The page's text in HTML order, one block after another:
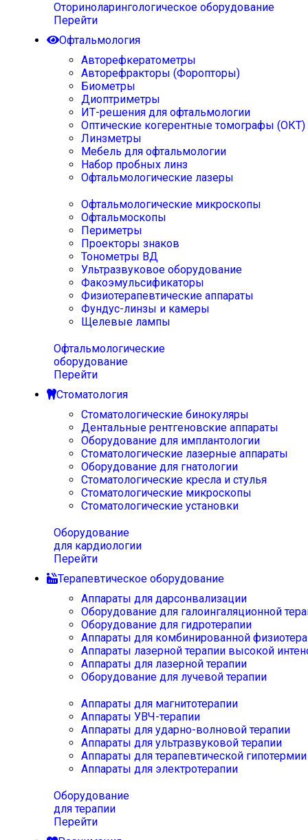
Оториноларингологическое оборудование
Перейти
Офтальмология
Авторефкератометры
Авторефракторы (Форопторы)
Биометры
Диоптриметры
ИТ-решения для офтальмологии
Оптические когерентные томографы (ОКТ)
Линзметры
Мебель для офтальмологии
Набор пробных линз
Офтальмологические лазеры
Офтальмологические микроскопы
Офтальмоскопы
Периметры
Проекторы знаков
Тонометры ВД
Ультразвуковое оборудование
Факоэмульсификаторы
Физиотерапевтические аппараты
Фундус-линзы и камеры
Щелевые лампы
Офтальмологические
оборудование
Перейти
Стоматология
Стоматологические бинокуляры
Дентальные рентгеновские аппараты
Оборудование для имплантологии
Стоматологические лазерные аппараты
Оборудование для гнатологии
Стоматологические кресла и стулья
Стоматологические микроскопы
Стоматологические установки
Оборудование
для кардиологии
Перейти
Терапевтическое оборудование
Аппараты для дарсонвализации
Оборудование для галоингаляционной
Оборудование для гидротерапии
Аппараты для комбинированной
Аппараты лазерной терапии высокой
Аппараты для лазерной терапии
Оборудование для лучевой терапии
Аппараты для магнитотерапии
Аппараты УВЧ-терапии
Аппараты для ударно-волновой терапии
Аппараты для ультразвуковой терапии
Аппараты для терапевтической
Аппараты для электротерапии
Оборудование
для терапии
Перейти